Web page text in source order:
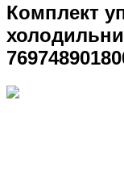
Комплект